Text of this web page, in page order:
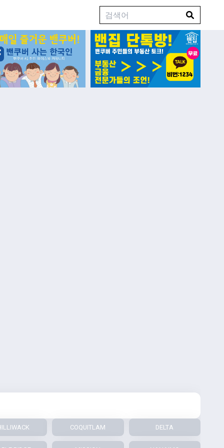
COQUITLAM DELTA